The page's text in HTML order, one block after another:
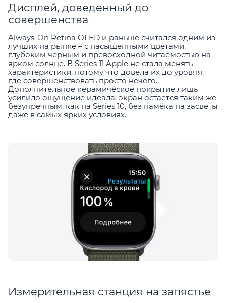
Дисплей, доведённый до
совершенства
Always-On Retina OLED и раньше считался одним из
лучших на рынке – с насыщенными цветами,
глубоким чёрным и превосходной читаемостью на
ярком солнце. В Series 11 Apple не стала менять
характеристики, потому что довела их до уровня,
где совершенствовать просто нечего.
Дополнительное керамическое покрытие лишь
усилило ощущение идеала: экран остаётся таким же
безупречным, как на Series 10, без намёка на засветы
даже в самых ярких условиях.
Измерительная станция на запястье